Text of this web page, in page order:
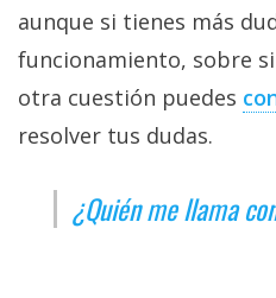
aunque si tienes más
funcionamiento, sobre
otra cuestión puedes
resolver tus dudas.
¿Quién me llama